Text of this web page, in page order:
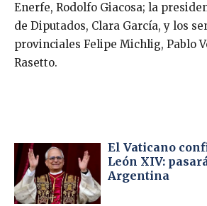
Enerfe, Rodolfo Giacosa; la
de Diputados, Clara García, y los
provinciales Felipe Michlig, Pablo
Rasetto.
El Vaticano
León XIV:
Argentina